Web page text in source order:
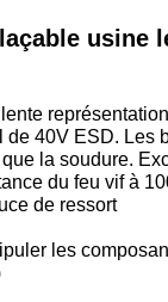
usine
40V ESD.
la soudure.
du feu vif à
de ressort
les